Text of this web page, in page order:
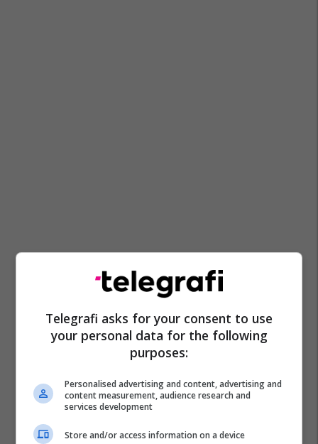
Telegrafi asks for your consent to use
your personal data for the following
purposes:
Personalised advertising and content, advertising and
content measurement, audience research and
services development
Store and/or access information on a device